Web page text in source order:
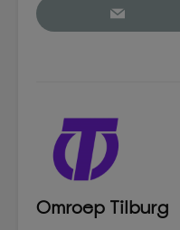
Omroep Tilburg